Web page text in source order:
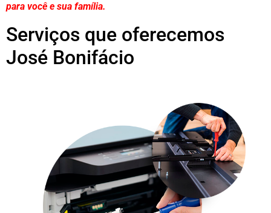
para você e sua família.
Serviços que oferecemos
José Bonifácio